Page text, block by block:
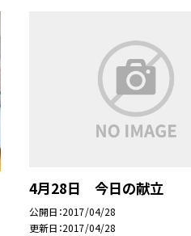
4月28日 今日の献立
公開日 2017/04/28
更新日 2017/04/28